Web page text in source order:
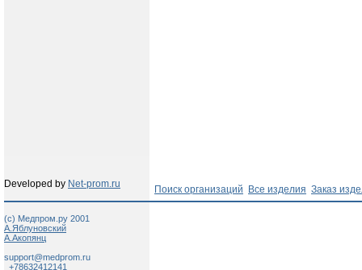
Developed by Net-prom.ru Поиск организаций Все изделия Заказ
(c) Медпром.ру 2001
А.Яблуновский
А.Акопянц
support@medprom.ru
+78632412141